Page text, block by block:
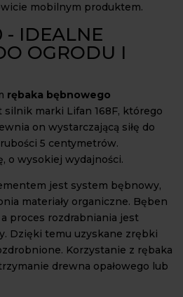
mobilnym produktem.
- IDEALNE
OGRODU I
rębaka bębnowego
silnik marki Lifan 168F, którego
on wystarczającą siłę do
5 centymetrów.
o wysokiej wydajności.
jest system bębnowy,
materiały organiczne. Bęben
proces rozdrabniania jest
Dzięki temu uzyskane zrębki
Korzystanie z rębaka
drewna opałowego lub